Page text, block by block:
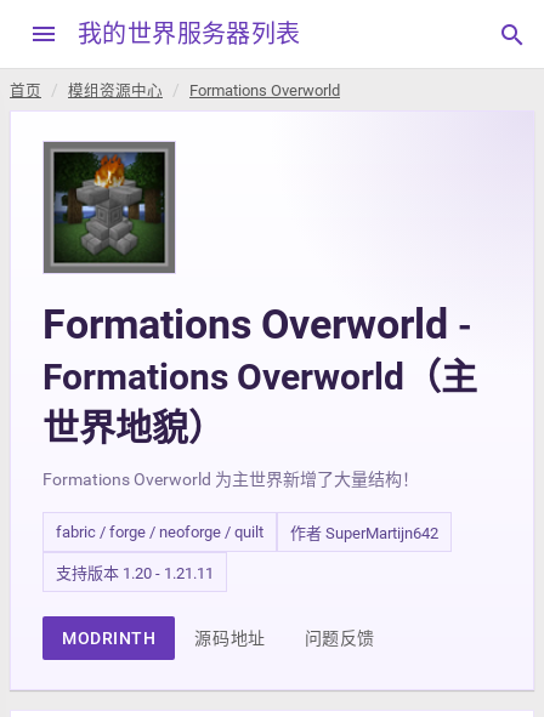
menu 我的世界服务器列表 search
首页 模组资源中心 Formations Overworld
Formations Overworld -
Formations Overworld（主
世界地貌）
Formations Overworld 为主世界新增了大量结构！
fabric / forge / neoforge / quilt 作者 SuperMartijn642
支持版本 1.20 - 1.21.11
MODRINTH 源码地址 问题反馈